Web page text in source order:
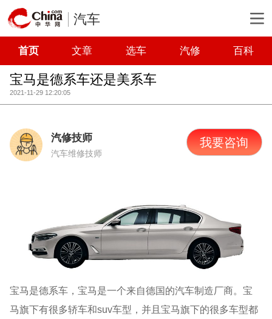
汽车
首页 文章 选车 汽修 百科
宝马是德系车还是美系车
2021-11-29 12:20:05
汽修技师
汽车维修技师
我要咨询
宝马是德系车，宝马是一个来自德国的汽车制造厂商。宝
马旗下有很多轿车和suv车型，并且宝马旗下的很多车型都